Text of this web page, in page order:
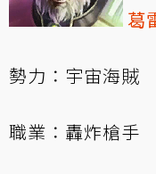
葛
勢力：宇宙海賊
職業：轟炸槍手